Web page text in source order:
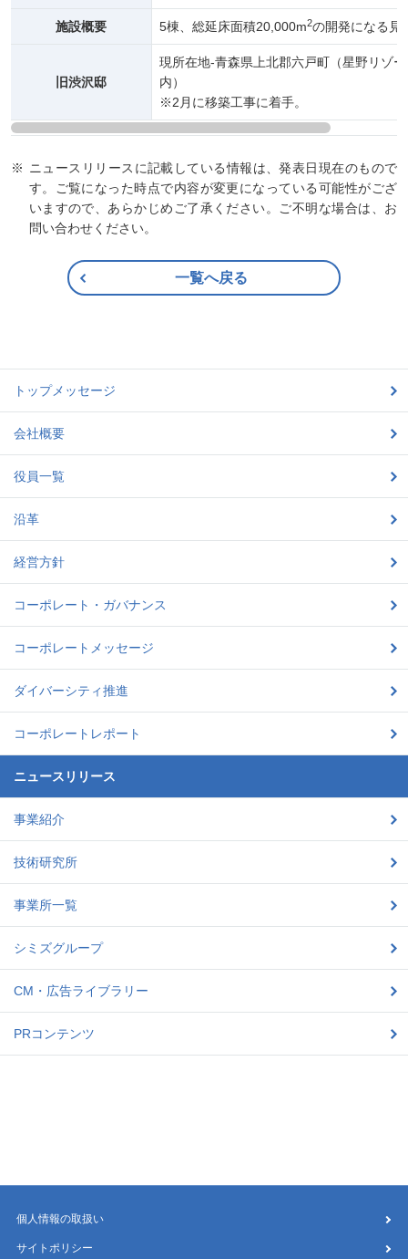
施設概要 5棟、総延床面積20,000m2の開発になる見
旧渋沢邸
現所在地‐青森県上北郡六戸町（星野リゾ
内）
※2月に移築工事に着手。
ニュースリリースに記載している情報は、発表日現在のもので
す。ご覧になった時点で内容が変更になっている可能性がござ
いますので、あらかじめご了承ください。ご不明な場合は、お
問い合わせください。
一覧へ戻る
トップメッセージ
会社概要
役員一覧
沿革
経営方針
コーポレート・ガバナンス
コーポレートメッセージ
ダイバーシティ推進
コーポレートレポート
ニュースリリース
事業紹介
技術研究所
事業所一覧
シミズグループ
CM・広告ライブラリー
PRコンテンツ
個人情報の取扱い
サイトポリシー